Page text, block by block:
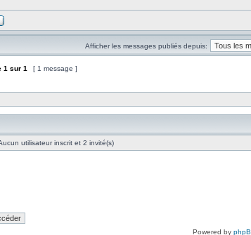
Afficher les messages publiés depuis:
1 sur 1 [ 1 message ]
utilisateur inscrit et 2 invité(s)
Powered by